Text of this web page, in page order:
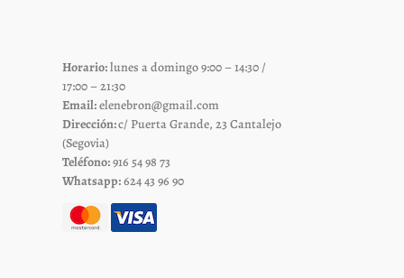
en
página
Horario:lunes a domingo 9:00 – 14:30 /
17:00 – 21:30
Email:elenebron@gmail.com
Dirección:c/ Puerta Grande, 23 Cantalejo
(Segovia)
Teléfono:916 54 98 73
Whatsapp:624 43 96 90